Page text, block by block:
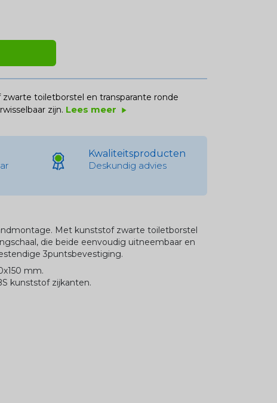
toiletborstel en transparante ronde
zijn. Lees meer play_arrow
Kwaliteitsproducten
Deskundig advies
Met kunststof zwarte toiletborstel
die beide eenvoudig uitneembaar en
3puntsbevestiging.
mm.
kunststof zijkanten.